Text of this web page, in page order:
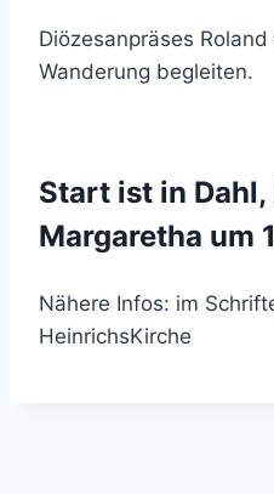
Diözesanpräses
Wanderung begleiten.
Start ist in Dahl,
Margaretha um
Nähere Infos: im
HeinrichsKirche